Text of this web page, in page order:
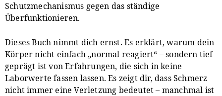
Schutzmechanismus gegen das ständige
Überfunktionieren.
Dieses Buch nimmt dich ernst. Es erklärt, warum dein
Körper nicht einfach „normal reagiert“ – sondern tief
geprägt ist von Erfahrungen, die sich in keine
Laborwerte fassen lassen. Es zeigt dir, dass Schmerz
nicht immer eine Verletzung bedeutet – manchmal ist